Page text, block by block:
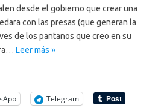
desde el gobierno que crear una
con las presas (que generan la
de los pantanos que creo en su
Leer más »
Telegram